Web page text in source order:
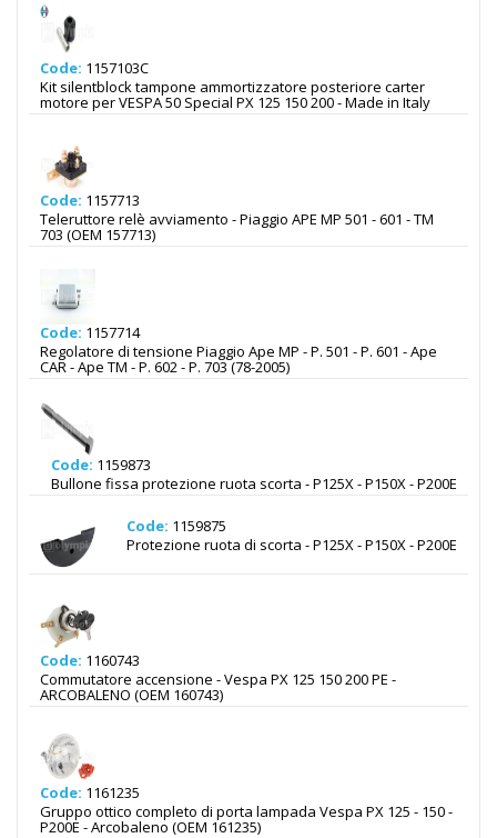
Code: 1157103C
Kit silentblock tampone ammortizzatore posteriore carter
motore per VESPA 50 Special PX 125 150 200 - Made in Italy
Code: 1157713
Teleruttore relè avviamento - Piaggio APE MP 501 - 601 - TM
703 (OEM 157713)
Code: 1157714
Regolatore di tensione Piaggio Ape MP - P. 501 - P. 601 - Ape
CAR - Ape TM - P. 602 - P. 703 (78-2005)
Code: 1159873
Bullone fissa protezione ruota scorta - P125X - P150X - P200E
Code: 1159875
Protezione ruota di scorta - P125X - P150X - P200E
Code: 1160743
Commutatore accensione - Vespa PX 125 150 200 PE -
ARCOBALENO (OEM 160743)
Code: 1161235
Gruppo ottico completo di porta lampada Vespa PX 125 - 150 -
P200E - Arcobaleno (OEM 161235)